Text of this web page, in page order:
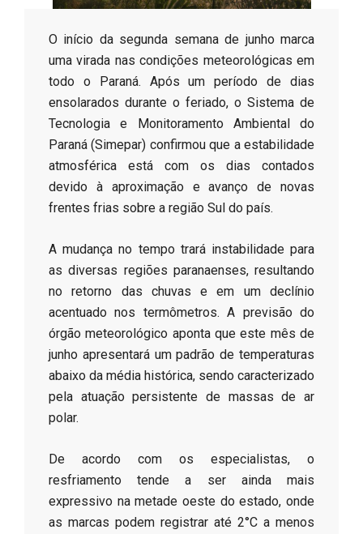
​O início da segunda semana de junho marca
uma virada nas condições meteorológicas em
todo o Paraná. Após um período de dias
ensolarados durante o feriado, o Sistema de
Tecnologia e Monitoramento Ambiental do
Paraná (Simepar) confirmou que a estabilidade
atmosférica está com os dias contados
devido à aproximação e avanço de novas
frentes frias sobre a região Sul do país.
​A mudança no tempo trará instabilidade para
as diversas regiões paranaenses, resultando
no retorno das chuvas e em um declínio
acentuado nos termômetros. A previsão do
órgão meteorológico aponta que este mês de
junho apresentará um padrão de temperaturas
abaixo da média histórica, sendo caracterizado
pela atuação persistente de massas de ar
polar.
​De acordo com os especialistas, o
resfriamento tende a ser ainda mais
expressivo na metade oeste do estado, onde
as marcas podem registrar até 2°C a menos